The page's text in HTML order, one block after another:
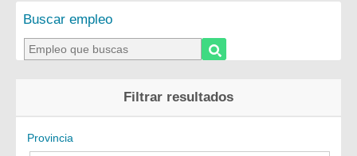
Buscar empleo
Filtrar resultados
Provincia